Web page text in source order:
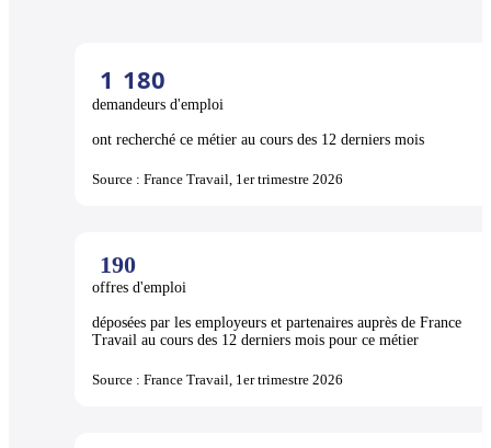
1 180
demandeurs d'emploi
ont recherché ce métier au cours des 12 derniers mois
Source : France Travail, 1er trimestre 2026
190
offres d'emploi
déposées par les employeurs et partenaires auprès de France
Travail au cours des 12 derniers mois pour ce métier
Source : France Travail, 1er trimestre 2026